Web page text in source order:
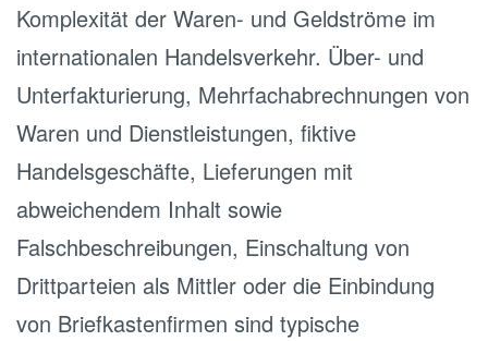
Komplexität der Waren- und Geldströme im
internationalen Handelsverkehr. Über- und
Unterfakturierung, Mehrfachabrechnungen von
Waren und Dienstleistungen, fiktive
Handelsgeschäfte, Lieferungen mit
abweichendem Inhalt sowie
Falschbeschreibungen, Einschaltung von
Drittparteien als Mittler oder die Einbindung
von Briefkastenfirmen sind typische